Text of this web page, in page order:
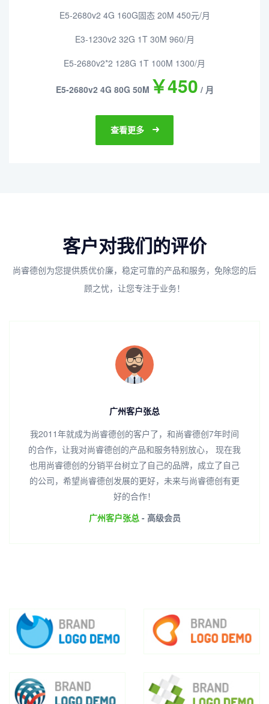
E5-2680v2 4G 160G固态 20M 450元/月
E3-1230v2 32G 1T 30M 960/月
E5-2680v2*2 128G 1T 100M 1300/月
E5-2680v2 4G 80G 50M ￥450 / 月
查看更多
客户对我们的评价
尚睿德创为您提供质优价廉，稳定可靠的产品和服务，免除您的后
顾之忧，让您专注于业务！
广州客户张总
我2011年就成为尚睿德创的客户了，和尚睿德创7年时间
的合作，让我对尚睿德创的产品和服务特别放心， 现在我
也用尚睿德创的分销平台树立了自己的品牌，成立了自己
的公司，希望尚睿德创发展的更好，未来与尚睿德创有更
好的合作！
广州客户张总- 高级会员